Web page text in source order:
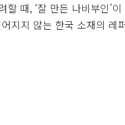
때, ‘잘 만든 나비부인’
지지 않는 한국 소재의